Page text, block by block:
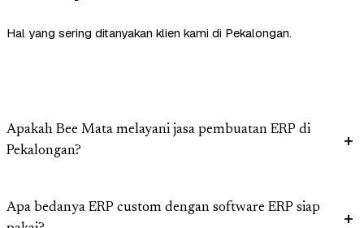
Hal yang sering ditanyakan klien kami di Pekalongan.
Apakah Bee Mata melayani jasa pembuatan ERP di
Pekalongan?
Apa bedanya ERP custom dengan software ERP siap